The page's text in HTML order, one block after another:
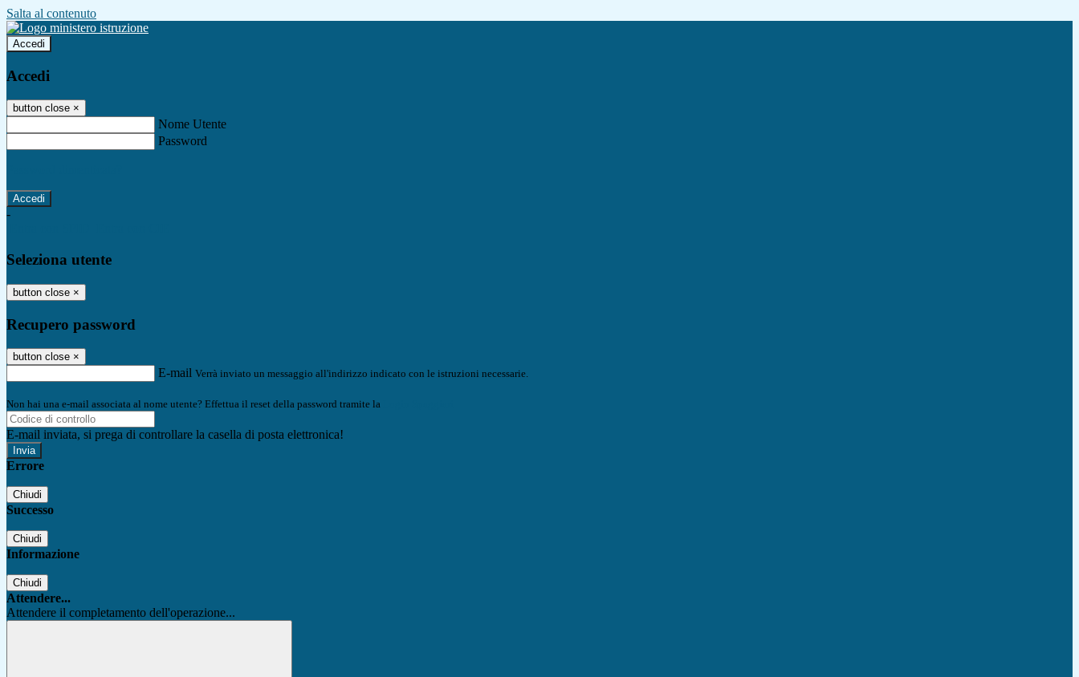
Salta al contenuto
Accedi
Accedi
button close ×
Nome Utente
Password
-
Seleziona utente
button close ×
Recupero password
button close ×
E-mail Verrà inviato un messaggio all'indirizzo indicato con le istruzioni necessarie.
Non hai una e-mail associata al nome utente? Effettua il reset della password tramite la
E-mail inviata, si prega di controllare la casella di posta elettronica!
Errore
Chiudi
Successo
Chiudi
Informazione
Chiudi
Attendere...
Attendere il completamento dell'operazione...